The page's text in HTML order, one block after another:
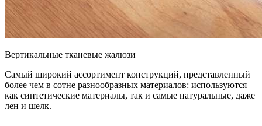
Вертикальные тканевые жалюзи
Самый широкий ассортимент конструкций, представленный
более чем в сотне разнообразных материалов: используются
как синтетические материалы, так и самые натуральные, даже
лен и шелк.